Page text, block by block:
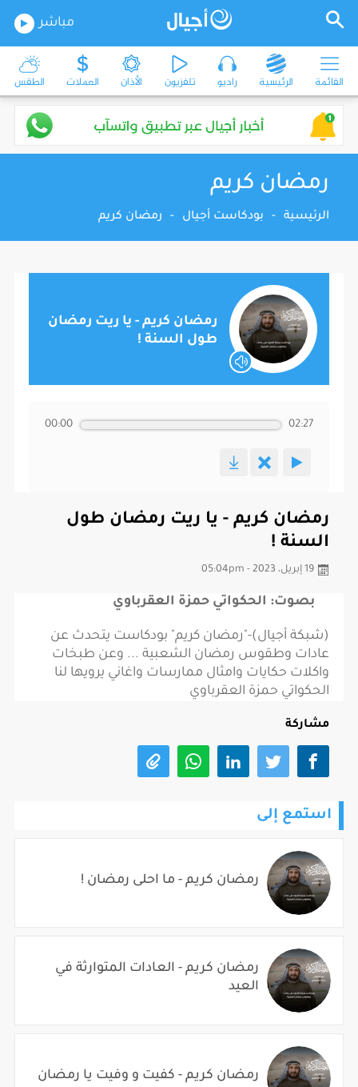
مباشر
القائمة الرئيسية راديو تلفزيون الأذان العملات الطقس
رمضان كريم
الرئيسية - بودكاست أجيال - رمضان كريم
رمضان كريم - يا ريت رمضان
طول السنة !
00:00 02:27
رمضان كريم - يا ريت رمضان طول
السنة !
19 إبريل، 2023 - 05:04pm
بصوت: الحكواتي حمزة العقرباوي
(شبكة أجيال)-"رمضان كريم" بودكاست يتحدث عن
عادات وطقوس رمضان الشعبية ... وعن طبخات
واكلات حكايات وامثال ممارسات واغاني يرويها لنا
الحكواتي حمزة العقرباوي
مشاركة
استمع إلى
رمضان كريم - ما احلى رمضان !
رمضان كريم - العادات المتوارثة في
العيد
رمضان كريم - كفيت و وفيت يا رمضان